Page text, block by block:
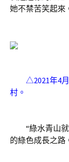
她不禁苦笑起來
△2021年4月
村。
“綠水青山就
的綠色成長之路